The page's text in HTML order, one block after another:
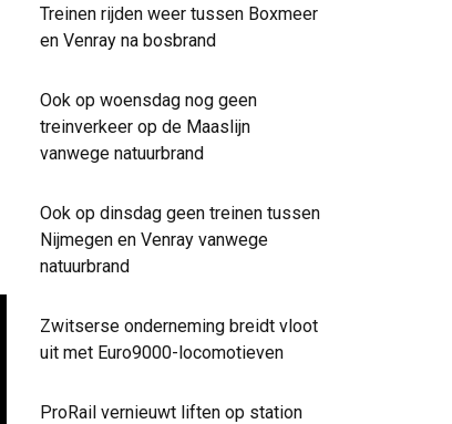
Treinen rijden weer tussen Boxmeer
en Venray na bosbrand
Ook op woensdag nog geen
treinverkeer op de Maaslijn
vanwege natuurbrand
Ook op dinsdag geen treinen tussen
Nijmegen en Venray vanwege
natuurbrand
Zwitserse onderneming breidt vloot
uit met Euro9000-locomotieven
ProRail vernieuwt liften op station